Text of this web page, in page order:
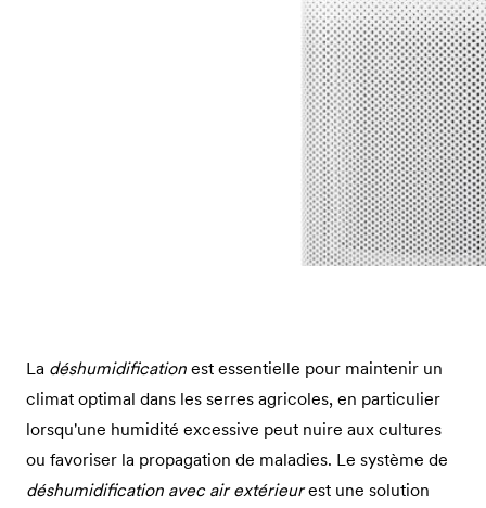
La déshumidification est essentielle pour maintenir un
climat optimal dans les serres agricoles, en particulier
lorsqu'une humidité excessive peut nuire aux cultures
ou favoriser la propagation de maladies. Le système de
déshumidification avec air extérieurest une solution